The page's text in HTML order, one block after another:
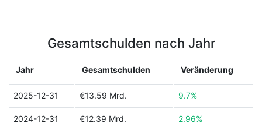
Gesamtschulden nach Jahr
Jahr Gesamtschulden Veränderung
2025-12-31 €13.59 Mrd. 9.7%
2024-12-31 €12.39 Mrd. 2.96%